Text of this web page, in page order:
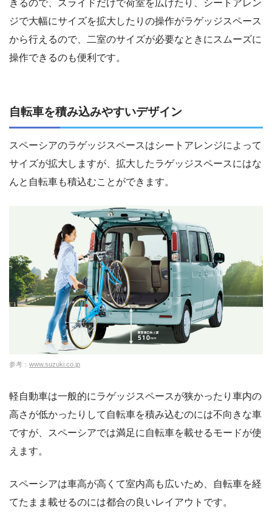
きるので、スライドだけで荷室を広げたり、シートアレン
ジで大幅にサイズを拡大したりの操作がラゲッジスペース
から行えるので、二室のサイズが必要なときにスムーズに
操作できるのも便利です。
自転車を積み込みやすいデザイン
スペーシアのラゲッジスペースはシートアレンジによって
サイズが拡大しますが、拡大したラゲッジスペースにはな
んと自転車も積込むことができます。
参考： www.suzuki.co.jp
軽自動車は一般的にラゲッジスペースが狭かったり車内の
高さが低かったりして自転車を積み込むのには不向きな車
ですが、スペーシアでは満足に自転車を載せるモードが使
えます。
スペーシアは車高が高くて室内高も広いため、自転車を経
てたまま載せるのには都合の良いレイアウトです。